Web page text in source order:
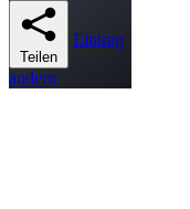
Teilen
Eintrag
ändern